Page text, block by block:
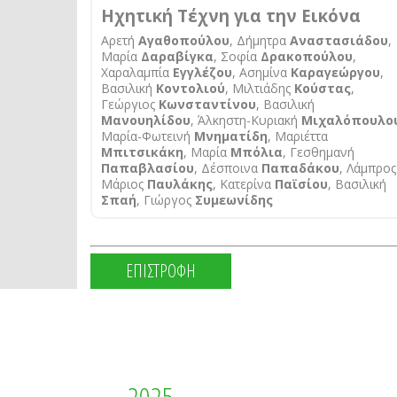
Ηχητική Τέχνη για την Εικόνα
Αρετή Αγαθοπούλου, Δήμητρα Αναστασιάδου,
Μαρία Δαραβίγκα, Σοφία Δρακοπούλου,
Χαραλαμπία Εγγλέζου, Ασημίνα Καραγεώργου,
Βασιλική Κοντολιού, Μιλτιάδης Κούστας,
Γεώργιος Κωνσταντίνου, Βασιλική
Μανουηλίδου, Άλκηστη-Κυριακή
Μαρία-Φωτεινή Μνηματίδη, Μαριέττα
Μπιτσικάκη, Μαρία Μπόλια, Γεσθημανή
Παπαβλασίου, Δέσποινα Παπαδάκου,
Μάριος Παυλάκης, Κατερίνα Παϊσίου, Βασιλική
Σπαή, Γιώργος Συμεωνίδης
ΕΠΙΣΤΡΟΦΗ